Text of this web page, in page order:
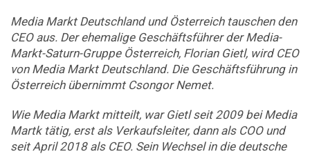
Media Markt Deutschland und Österreich tauschen den
CEO aus. Der ehemalige Geschäftsführer der Media-
Markt-Saturn-Gruppe Österreich, Florian Gietl, wird CEO
von Media Markt Deutschland. Die Geschäftsführung in
Österreich übernimmt Csongor Nemet.
Wie Media Markt mitteilt, war Gietl seit 2009 bei Media
Martk tätig, erst als Verkaufsleiter, dann als COO und
seit April 2018 als CEO. Sein Wechsel in die deutsche